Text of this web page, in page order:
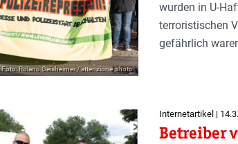
Foto: Roland Geisheimer / attenzione photo
wurden in U-
terroristischen
gefährlich
Internetartikel |
Betreiber